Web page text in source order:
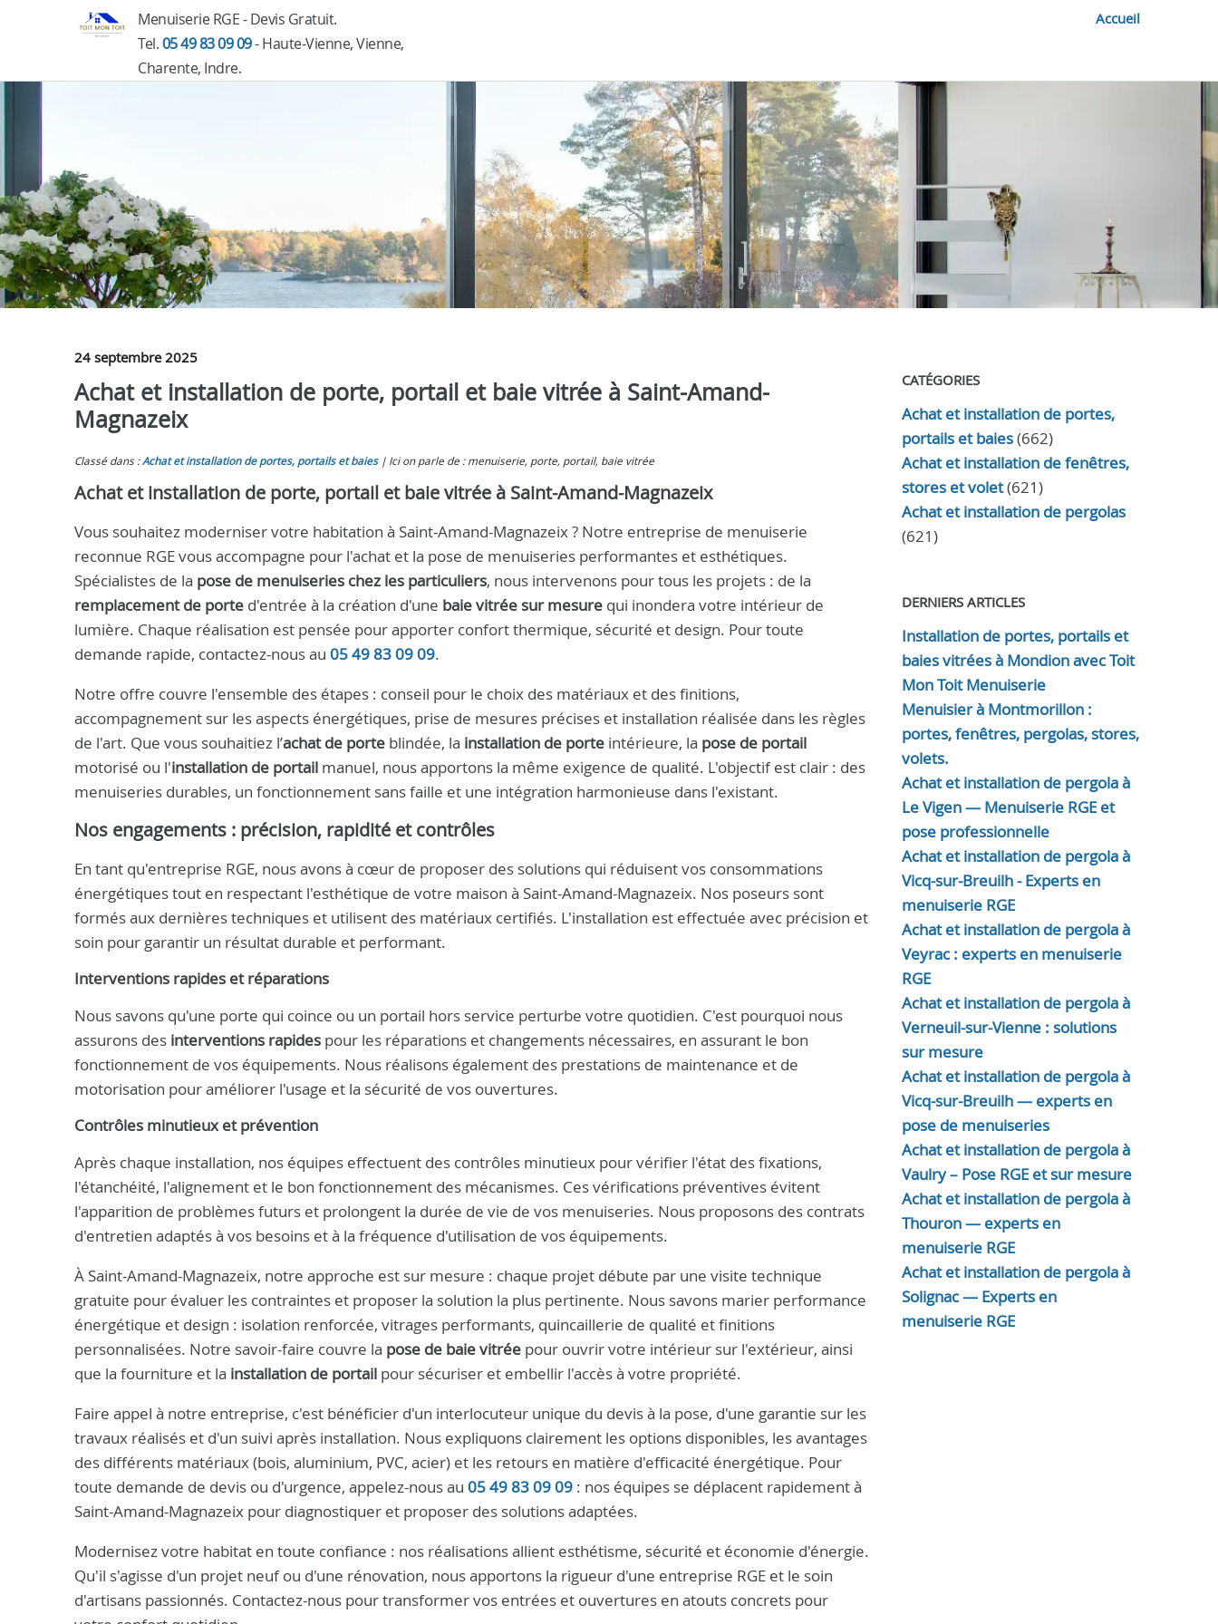
Menuiserie RGE - Devis Gratuit.
Tel.05 49 83 09 09- Haute-Vienne, Vienne,
Charente, Indre.
Accueil
24 septembre 2025
Achat et installation de porte, portail et baie vitrée à Saint-Amand-
Magnazeix
Classé dans :Achat et installation de portes, portails et baies Ici on parle de : menuiserie, porte, portail, baie vitrée
Achat et installation de porte, portail et baie vitrée à Saint-Amand-Magnazeix
Vous souhaitez moderniser votre habitation à Saint-Amand-Magnazeix ? Notre entreprise de menuiserie
reconnue RGE vous accompagne pour l'achat et la pose de menuiseries performantes et esthétiques.
Spécialistes de la pose de menuiseries chez les particuliers, nous intervenons pour tous les projets : de la
remplacement de porte d'entrée à la création d'une baie vitrée sur mesure qui inondera votre intérieur de
lumière. Chaque réalisation est pensée pour apporter confort thermique, sécurité et design. Pour toute
demande rapide, contactez-nous au 05 49 83 09 09.
Notre offre couvre l'ensemble des étapes : conseil pour le choix des matériaux et des finitions,
accompagnement sur les aspects énergétiques, prise de mesures précises et installation réalisée dans les règles
de l'art. Que vous souhaitiez l’achat de porte blindée, la installation de porte intérieure, la pose de portail
motorisé ou l'installation de portail manuel, nous apportons la même exigence de qualité. L'objectif est clair : des
menuiseries durables, un fonctionnement sans faille et une intégration harmonieuse dans l'existant.
Nos engagements : précision, rapidité et contrôles
En tant qu'entreprise RGE, nous avons à cœur de proposer des solutions qui réduisent vos consommations
énergétiques tout en respectant l'esthétique de votre maison à Saint-Amand-Magnazeix. Nos poseurs sont
formés aux dernières techniques et utilisent des matériaux certifiés. L'installation est effectuée avec précision et
soin pour garantir un résultat durable et performant.
Interventions rapides et réparations
Nous savons qu'une porte qui coince ou un portail hors service perturbe votre quotidien. C'est pourquoi nous
assurons des interventions rapides pour les réparations et changements nécessaires, en assurant le bon
fonctionnement de vos équipements. Nous réalisons également des prestations de maintenance et de
motorisation pour améliorer l'usage et la sécurité de vos ouvertures.
Contrôles minutieux et prévention
Après chaque installation, nos équipes effectuent des contrôles minutieux pour vérifier l'état des fixations,
l'étanchéité, l'alignement et le bon fonctionnement des mécanismes. Ces vérifications préventives évitent
l'apparition de problèmes futurs et prolongent la durée de vie de vos menuiseries. Nous proposons des contrats
d'entretien adaptés à vos besoins et à la fréquence d'utilisation de vos équipements.
À Saint-Amand-Magnazeix, notre approche est sur mesure : chaque projet débute par une visite technique
gratuite pour évaluer les contraintes et proposer la solution la plus pertinente. Nous savons marier performance
énergétique et design : isolation renforcée, vitrages performants, quincaillerie de qualité et finitions
personnalisées. Notre savoir-faire couvre la pose de baie vitrée pour ouvrir votre intérieur sur l'extérieur, ainsi
que la fourniture et la installation de portail pour sécuriser et embellir l'accès à votre propriété.
Faire appel à notre entreprise, c'est bénéficier d'un interlocuteur unique du devis à la pose, d'une garantie sur les
travaux réalisés et d'un suivi après installation. Nous expliquons clairement les options disponibles, les avantages
des différents matériaux (bois, aluminium, PVC, acier) et les retours en matière d'efficacité énergétique. Pour
toute demande de devis ou d'urgence, appelez-nous au 05 49 83 09 09 : nos équipes se déplacent rapidement à
Saint-Amand-Magnazeix pour diagnostiquer et proposer des solutions adaptées.
Modernisez votre habitat en toute confiance : nos réalisations allient esthétisme, sécurité et économie d'énergie.
Qu'il s'agisse d'un projet neuf ou d'une rénovation, nous apportons la rigueur d'une entreprise RGE et le soin
d'artisans passionnés. Contactez-nous pour transformer vos entrées et ouvertures en atouts concrets pour
CATÉGORIES
Achat et installation de portes,
portails et baies(662)
Achat et installation de fenêtres,
stores et volet(621)
Achat et installation de pergolas
(621)
DERNIERS ARTICLES
Installation de portes, portails et
baies vitrées à Mondion avec Toit
Mon Toit Menuiserie
Menuisier à Montmorillon :
portes, fenêtres, pergolas, stores,
volets.
Achat et installation de pergola à
Le Vigen — Menuiserie RGE et
pose professionnelle
Achat et installation de pergola à
Vicq-sur-Breuilh - Experts en
menuiserie RGE
Achat et installation de pergola à
Veyrac : experts en menuiserie
RGE
Achat et installation de pergola à
Verneuil-sur-Vienne : solutions
sur mesure
Achat et installation de pergola à
Vicq-sur-Breuilh — experts en
pose de menuiseries
Achat et installation de pergola à
Vaulry – Pose RGE et sur mesure
Achat et installation de pergola à
Thouron — experts en
menuiserie RGE
Achat et installation de pergola à
Solignac — Experts en
menuiserie RGE